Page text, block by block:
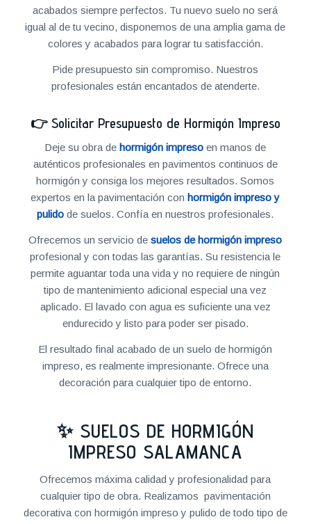
acabados siempre perfectos. Tu nuevo suelo no será
igual al de tu vecino, disponemos de una amplia gama de
colores y acabados para lograr tu satisfacción.
Pide presupuesto sin compromiso. Nuestros
profesionales están encantados de atenderte.
👉 Solicitar Presupuesto de Hormigón Impreso
Deje su obra dehormigón impreso en manos de
auténticos profesionales en pavimentos continuos de
hormigón y consiga los mejores resultados. Somos
expertos en la pavimentación conhormigón impreso y
pulido de suelos. Confía en nuestros profesionales.
Ofrecemos un servicio desuelos de hormigón impreso
profesional y con todas las garantías. Su resistencia le
permite aguantar toda una vida y no requiere de ningún
tipo de mantenimiento adicional especial una vez
aplicado. El lavado con agua es suficiente una vez
endurecido y listo para poder ser pisado.
El resultado final acabado de un suelo de hormigón
impreso, es realmente impresionante. Ofrece una
decoración para cualquier tipo de entorno.
✨ SUELOS DE HORMIGÓN
IMPRESO SALAMANCA
Ofrecemos máxima calidad y profesionalidad para
cualquier tipo de obra. Realizamos pavimentación
decorativa con hormigón impreso y pulido de todo tipo de